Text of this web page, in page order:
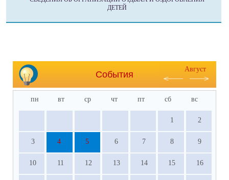
ДЕТЕЙ
События
Август
пн вт ср чт пт сб вс
1 2
3 4 5 6 7 8 9
10 11 12 13 14 15 16